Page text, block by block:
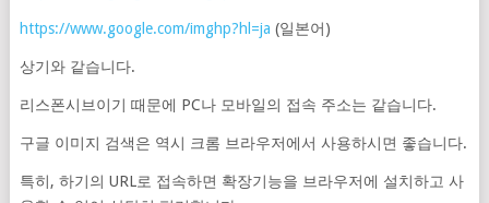
https://www.google.com/imghp?hl=ja (일본어)
상기와 같습니다.
리스폰시브이기 때문에 PC나 모바일의 접속 주소는 같습니다.
구글 이미지 검색은 역시 크롬 브라우저에서 사용하시면 좋습니다.
특히, 하기의 URL로 접속하면 확장기능을 브라우저에 설치하고 사